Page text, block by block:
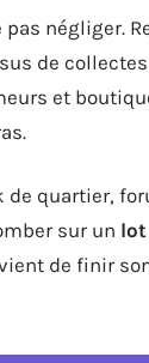
négliger.
de
et
de quartier,
sur un lot
de finir